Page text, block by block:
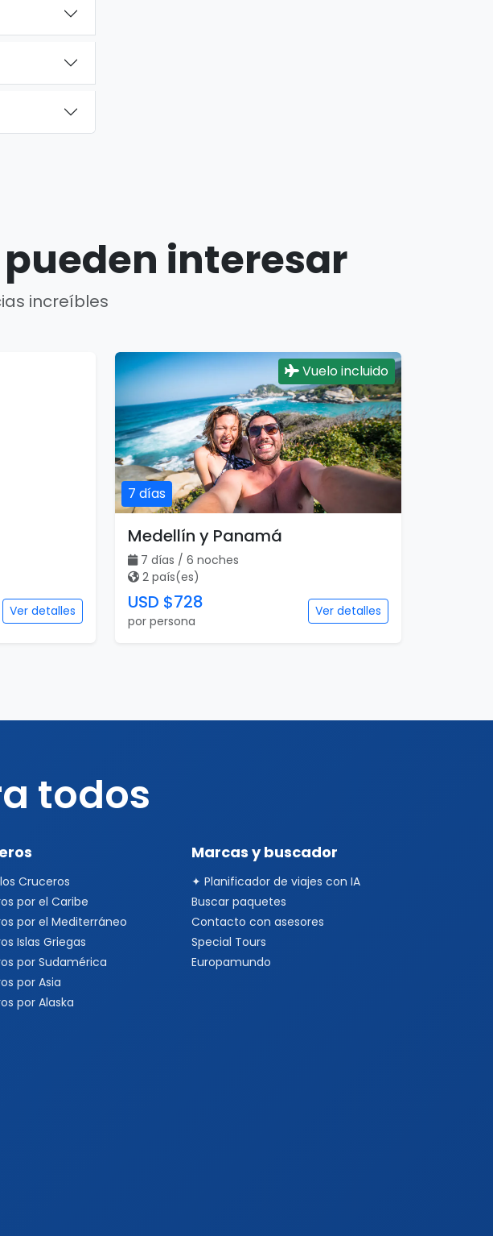
interesar
increíbles
Ver detalles
7 días
Vuelo incluido
Medellín y Panamá
7 días / 6 noches
2 país(es)
USD $728
por persona
Ver detalles
todos
Cruceros
por el Caribe
por el Mediterráneo
Islas Griegas
por Sudamérica
por Asia
por Alaska
Marcas y buscador
✦ Planificador de viajes con IA
Buscar paquetes
Contacto con asesores
Special Tours
Europamundo